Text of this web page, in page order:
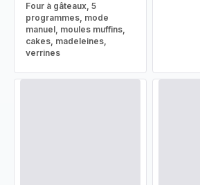
Four à gâteaux, 5
programmes, mode
manuel, moules muffins,
cakes, madeleines,
verrines